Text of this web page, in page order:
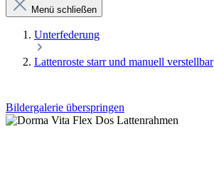
Menü schließen
Unterfederung
Lattenroste starr und manuell verstellbar
Bildergalerie überspringen